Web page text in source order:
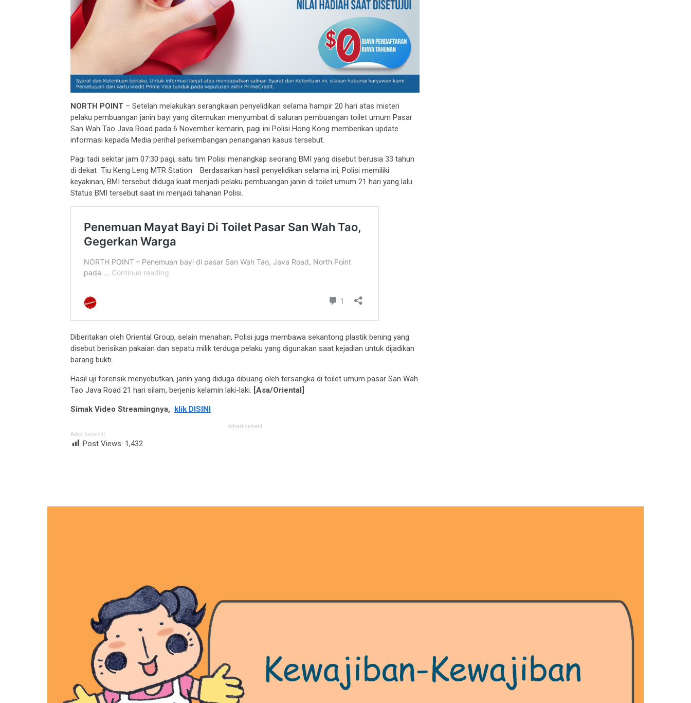
NORTH POINT – Setelah melakukan serangkaian penyelidikan selama hampir 20 hari atas misteri
pelaku pembuangan janin bayi yang ditemukan menyumbat di saluran pembuangan toilet umum Pasar
San Wah Tao Java Road pada 6 November kemarin, pagi ini Polisi Hong Kong memberikan update
informasi kepada Media perihal perkembangan penanganan kasus tersebut.
Pagi tadi sekitar jam 07:30 pagi, satu tim Polisi menangkap seorang BMI yang disebut berusia 33 tahun
di dekat Tiu Keng Leng MTR Station. Berdasarkan hasil penyelidikan selama ini, Polisi memiliki
keyakinan, BMI tersebut diduga kuat menjadi pelaku pembuangan janin di toilet umum 21 hari yang lalu.
Status BMI tersebut saat ini menjadi tahanan Polisi.
Diberitakan oleh Oriental Group, selain menahan, Polisi juga membawa sekantong plastik bening yang
disebut berisikan pakaian dan sepatu milik terduga pelaku yang digunakan saat kejadian untuk dijadikan
barang bukti.
Hasil uji forensik menyebutkan, janin yang diduga dibuang oleh tersangka di toilet umum pasar San Wah
Tao Java Road 21 hari silam, berjenis kelamin laki-laki. [Asa/Oriental]
Simak Video Streamingnya, klik DISINI
Advertisement
Advertisement
Post Views: 1,432